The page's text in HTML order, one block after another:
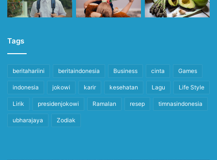
Tags
beritahariini beritaindonesia Business cinta Games
indonesia jokowi karir kesehatan Lagu Life Style
Lirik presidenjokowi Ramalan resep timnasindonesia
ubharajaya Zodiak